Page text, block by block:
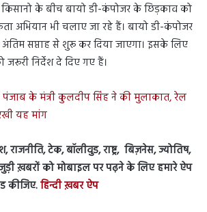
के बीच बायो डी-कंपोजर के छिड़काव को
अभियान भी चलाए जा रहे हैं। बायो डी-कंपोजर
सप्ताह से शुरू कर दिया जाएगा। इसके लिए
जरूरी निर्देश दे दिए गए हैं।
पंजाब के मंत्री कुलदीप सिंह ने की मुलाकात, रेल
यह मांग
राजनीति, टेक, बॉलीवुड, राष्ट्र, बिज़नेस, ज्योतिष,
ख़बरों को मोबाइल पर पढ़ने के लिए हमारे ऐप
कीजिए.हिन्दी ख़बर ऐप